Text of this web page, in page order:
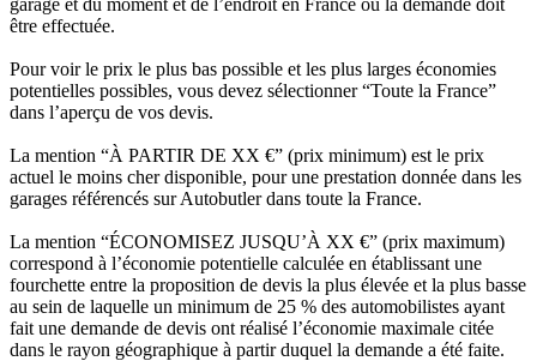
être effectuée.
Pour voir le prix le plus bas possible et les plus larges économies
potentielles possibles, vous devez sélectionner “Toute la France”
dans l’aperçu de vos devis.
La mention “À PARTIR DE XX €” (prix minimum) est le prix
actuel le moins cher disponible, pour une prestation donnée dans les
garages référencés sur Autobutler dans toute la France.
La mention “ÉCONOMISEZ JUSQU’À XX €” (prix maximum)
correspond à l’économie potentielle calculée en établissant une
fourchette entre la proposition de devis la plus élevée et la plus basse
au sein de laquelle un minimum de 25 % des automobilistes ayant
fait une demande de devis ont réalisé l’économie maximale citée
dans le rayon géographique à partir duquel la demande a été faite.